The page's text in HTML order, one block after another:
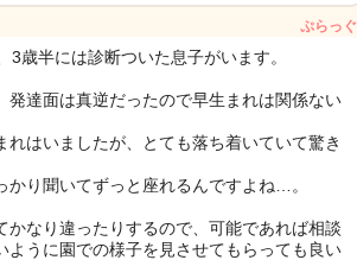
ぷらっぐ
歳半には診断ついた息子がいます。
発達面は真逆だったので早生まれは関係ない
れはいましたが、とても落ち着いていて驚き
かり聞いてずっと座れるんですよね…。
かなり違ったりするので、可能であれば相談
ように園での様子を見させてもらっても良い